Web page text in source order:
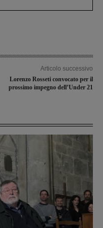
Articolo successivo
Lorenzo Rosseti convocato per il
prossimo impegno dell’Under 21